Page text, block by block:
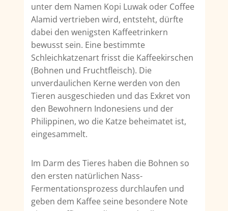
unter dem Namen Kopi Luwak oder Coffee
Alamid vertrieben wird, entsteht, dürfte
dabei den wenigsten Kaffeetrinkern
bewusst sein. Eine bestimmte
Schleichkatzenart frisst die Kaffeekirschen
(Bohnen und Fruchtfleisch). Die
unverdaulichen Kerne werden von den
Tieren ausgeschieden und das Exkret von
den Bewohnern Indonesiens und der
Philippinen, wo die Katze beheimatet ist,
eingesammelt.
Im Darm des Tieres haben die Bohnen so
den ersten natürlichen Nass-
Fermentationsprozess durchlaufen und
geben dem Kaffee seine besondere Note